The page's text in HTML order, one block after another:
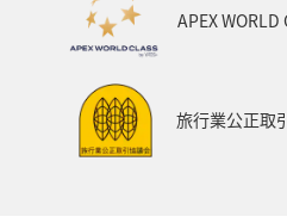
APEX WORLD
旅行業公正取